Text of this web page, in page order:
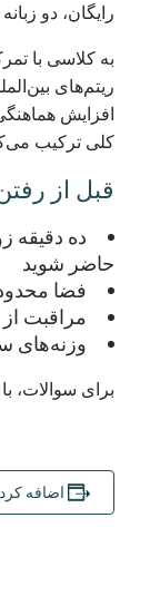
رایگان، دو
به کلاسی با
ریتم‌های
افزایش
کلی ترکیب
قبل از
ده دقیقه
حاضر شوید
فضا
مراقبت
وزنه‌های
برای سوالات، با شماره
اضافه